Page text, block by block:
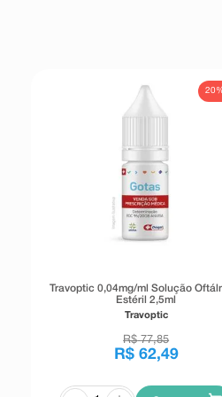
Travoptic 0,04mg/ml Solução
Estéril 2,5ml
Travoptic
R$ 77,85
R$ 62,49